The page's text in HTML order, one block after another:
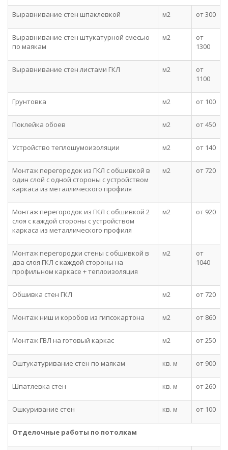
Выравнивание стен шпаклевкой м2 от 300
Выравнивание стен штукатурной смесью
по маякам
м2
от
1300
Выравнивание стен листами ГКЛ м2
от
1100
Грунтовка м2 от 100
Поклейка обоев м2 от 450
Устройство теплошумоизоляции м2 от 140
Монтаж перегородок из ГКЛ с обшивкой в
один слой с одной стороны с устройством
каркаса из металлического профиля
м2 от 720
Монтаж перегородок из ГКЛ с обшивкой 2
слоя с каждой стороны с устройством
каркаса из металлического профиля
м2 от 920
Монтаж перегородки стены с обшивкой в
два слоя ГКЛ с каждой стороны на
профильном каркасе + теплоизоляция
м2
от
1040
Обшивка стен ГКЛ м2 от 720
Монтаж ниш и коробов из гипсокартона м2 от 860
Монтаж ГВЛ на готовый каркас м2 от 250
Оштукатуривание стен по маякам кв. м от 900
Шпатлевка стен кв. м от 260
Ошкуривание стен кв. м от 100
Отделочные работы по потолкам